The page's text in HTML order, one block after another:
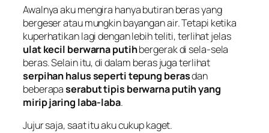
Awalnya aku mengira hanya butiran beras yang
bergeser atau mungkin bayangan air. Tetapi ketika
kuperhatikan lagi dengan lebih teliti, terlihat jelas
ulat kecil berwarna putihbergerak di sela-sela
beras. Selain itu, di dalam beras juga terlihat
serpihan halus seperti tepung berasdan
beberapaserabut tipis berwarna putih yang
mirip jaring laba-laba.
Jujur saja, saat itu aku cukup kaget.